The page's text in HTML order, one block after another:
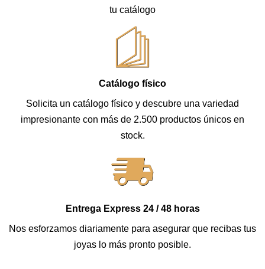
tu catálogo
Catálogo físico
Solicita un catálogo físico y descubre una variedad
impresionante con más de 2.500 productos únicos en
stock.
Entrega Express 24 / 48 horas
Nos esforzamos diariamente para asegurar que recibas tus
joyas lo más pronto posible.